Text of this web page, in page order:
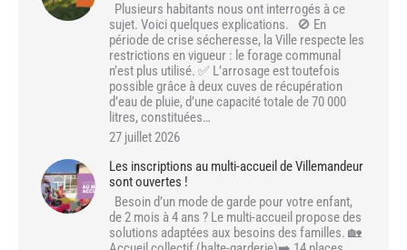
Plusieurs habitants nous ont interrogés à ce
sujet. Voici quelques explications. 🚫 En
période de crise sécheresse, la Ville respecte les
restrictions en vigueur : le forage communal
n’est plus utilisé. ✅ L’arrosage est toutefois
possible grâce à deux cuves de récupération
d’eau de pluie, d’une capacité totale de 70 000
litres, constituées…
27 juillet 2026
Les inscriptions au multi-accueil de Villemandeur
sont ouvertes !
Besoin d’un mode de garde pour votre enfant,
de 2 mois à 4 ans ? Le multi-accueil propose des
solutions adaptées aux besoins des familles. 🏡